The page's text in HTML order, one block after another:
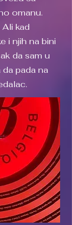
omanu.
kad
i njih na bini
da sam u
pada na